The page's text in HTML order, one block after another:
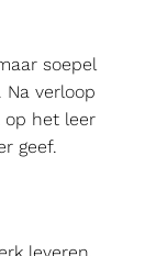
soepel
verloop
het leer
geef.
leveren,